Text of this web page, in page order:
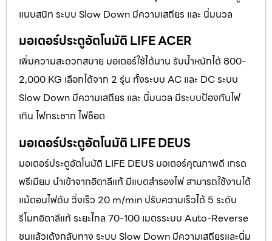
แนบสนิท ระบบ Slow Down มีความเสถียร และ นิ่มนวล
มอเตอร์ประตูอัตโนมัติ LIFE ACER
เพิ่มความสะดวกสบาย มอเตอร์ใช้ได้นาน รับน้ำหนักได้ 800-
2,000 KG เลือกได้จาก 2 รุ่น ทั้งระบบ AC และ DC ระบบ
Slow Down มีความเสถียร และ นิ่มนวล มีระบบป้องกันไฟ
เกิน ไฟกระชาก ไฟช็อต
มอเตอร์ประตูอัตโนมัติ LIFE DEUS
มอเตอร์ประตูอัตโนมัติ LIFE DEUS มอเตอร์คุณภาพดี เกรด
พรีเมียม นำเข้าจากอิตาลีแท้ มีแบตสำรองไฟ สามารถใช้งานได้
แม้ตอนไฟดับ วิ่งเร็ว 20 m/min ปรับความเร็วได้ 5 ระดับ
รีโมทอิตาลีแท้ ระยะไกล 70-100 เมตรระบบ Auto-Reverse
ชนแล้วเด้งกลับทาง ระบบ Slow Down มีความเสถียรและนิ่ม